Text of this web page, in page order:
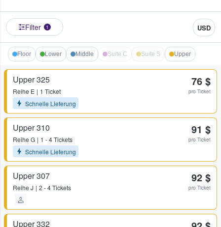
Filter 1 USD
Floor Lower Middle Suite C Suite S Upper
Upper 325
Reihe E
1 Ticket
Schnelle Lieferung
76 $
pro Ticket
Upper 310
Reihe G
1 - 4 Tickets
Schnelle Lieferung
91 $
pro Ticket
Upper 307
Reihe J 2 - 4 Tickets
92 $
pro Ticket
Upper 332